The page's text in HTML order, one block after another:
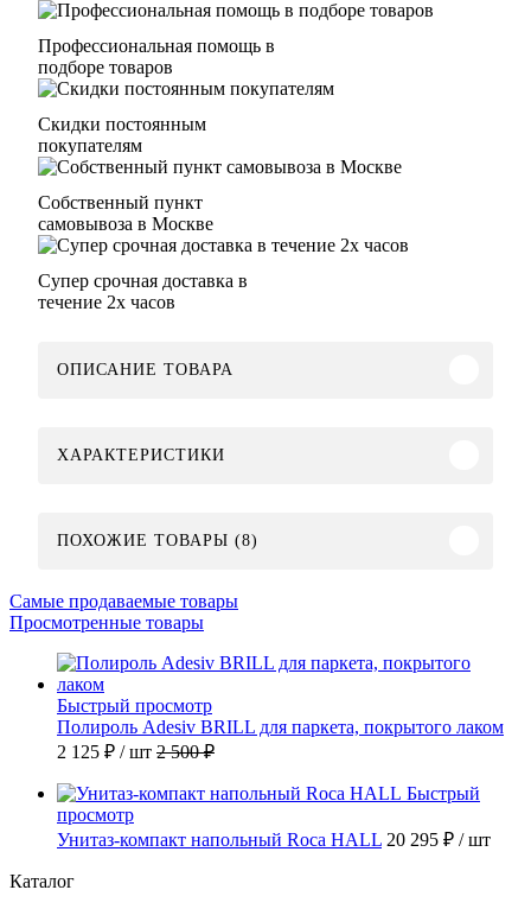
Профессиональная помощь в
подборе товаров
Скидки постоянным
покупателям
Собственный пункт
самовывоза в Москве
Супер срочная доставка в
течение 2х часов
ОПИСАНИЕ ТОВАРА
ХАРАКТЕРИСТИКИ
ПОХОЖИЕ ТОВАРЫ (8)
Самые продаваемые товары
Просмотренные товары
Быстрый просмотр
Полироль Adesiv BRILL для паркета, покрытого лаком
2 125 ₽ / шт 2 500 ₽
Быстрый
просмотр
Унитаз-компакт напольный Roca HALL 20 295 ₽ / шт
Каталог